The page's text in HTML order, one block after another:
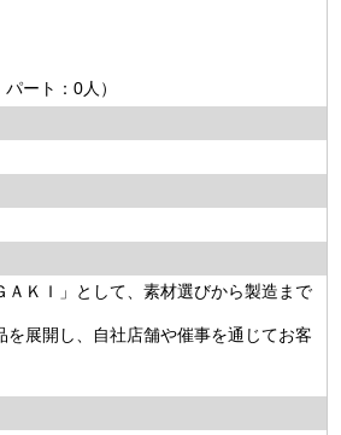
ート：0人）
ＡＫＩ」として、素材選びから製造まで
を展開し、自社店舗や催事を通じてお客